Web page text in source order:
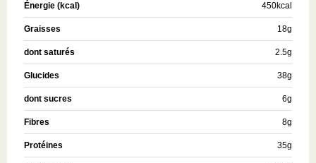
Énergie (kcal) 450kcal
Graisses 18g
dont saturés 2.5g
Glucides 38g
dont sucres 6g
Fibres 8g
Protéines 35g